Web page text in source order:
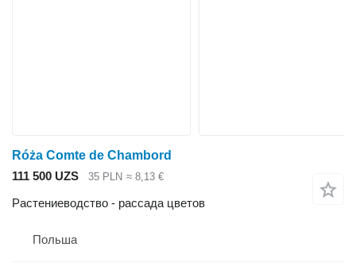
Róża Comte de Chambord
111 500 UZS
35 PLN ≈ 8,13 €
Растениеводство - рассада цветов
Польша